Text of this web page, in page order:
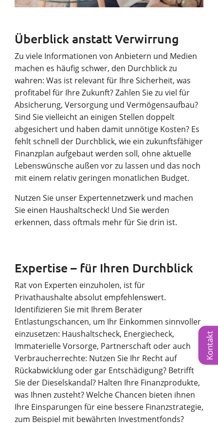
Überblick anstatt Verwirrung
Zu viele Informationen von Anbietern und Medien
machen es häufig schwer, den Durchblick zu
wahren: Was ist relevant für Ihre Sicherheit, was
profitabel für Ihre Zukunft? Zahlen Sie zu viel für
Absicherung, Versorgung und Vermögensaufbau?
Sind Sie vielleicht an einigen Stellen doppelt
abgesichert und haben damit unnötige Kosten? Es
fehlt schnell der Durchblick, wie ein zukunftsfähiger
Finanzplan aufgebaut werden soll, ohne aktuelle
Lebenswünsche außen vor zu lassen und das noch
mit einem relativ geringen monatlichen Budget.
Nutzen Sie unser Expertennetzwerk und machen
Sie einen Haushaltscheck! Und Sie werden
erkennen, dass oftmals mehr für Sie drin ist.
Expertise – für Ihren Durchblick
Rat von Experten einzuholen, ist für
Privathaushalte absolut empfehlenswert.
Identifizieren Sie mit Ihrem Berater
Entlastungschancen, um Ihr Einkommen sinnvoller
einzusetzen: Haushaltscheck, Energiecheck,
Immaterielle Vorsorge, Partnerschaft oder auch
Verbraucherrechte: Nutzen Sie Ihr Recht auf
Rückabwicklung oder gar Entschädigung? Betrifft
Sie der Dieselskandal? Halten Ihre Finanzprodukte,
was Ihnen zusteht? Welche Chancen bieten ihnen
Ihre Einsparungen für eine bessere Finanzstrategie,
zum Beispiel mit bewährten Investmentfonds?
Kontakt